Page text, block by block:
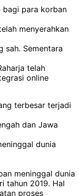
bagi para korban
menyerahkan
sah. Sementara
telah
online
terbesar terjadi
dan Jawa
dunia
meninggal dunia
tahun 2019. Hal
proses